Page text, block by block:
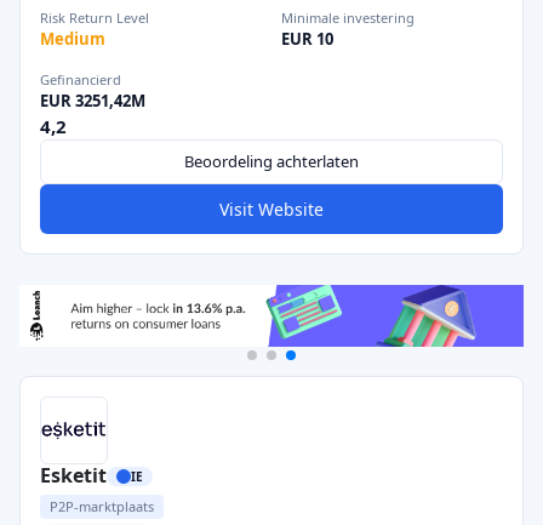
Risk Return Level
Medium
Minimale investering
EUR 10
Gefinancierd
EUR 3251,42M
4,2
Beoordeling achterlaten
Visit Website
Esketit IE
P2P-marktplaats